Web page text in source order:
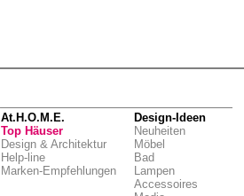
At.H.O.M.E.
Top Häuser
Design & Architektur
Help-line
Marken-Empfehlungen
Design-Ideen
Neuheiten
Möbel
Bad
Lampen
Accessoires